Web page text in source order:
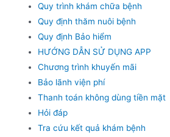
Quy trình khám chữa bệnh
Quy định thăm nuôi bệnh
Quy định Bảo hiểm
HƯỚNG DẪN SỬ DỤNG APP
Chương trình khuyến mãi
Bảo lãnh viện phí
Thanh toán không dùng tiền mặt
Hỏi đáp
Tra cứu kết quả khám bệnh